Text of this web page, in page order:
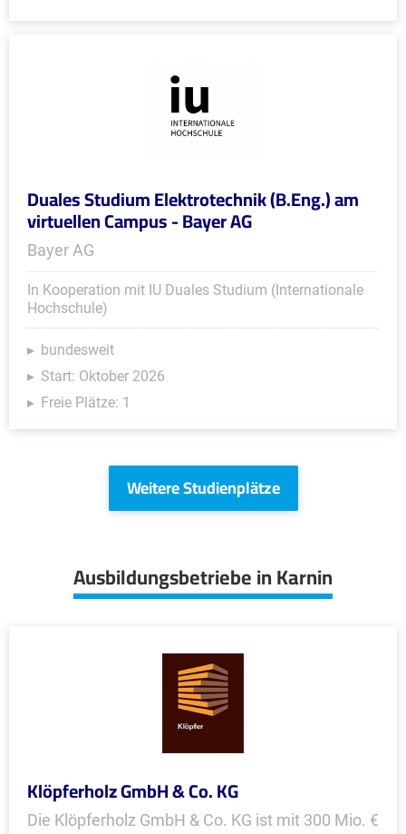
Duales Studium Elektrotechnik (B.Eng.) am
virtuellen Campus - Bayer AG
Bayer AG
In Kooperation mit IU Duales Studium (Internationale
Hochschule)
bundesweit
Start: Oktober 2026
Freie Plätze: 1
Weitere Studienplätze
Ausbildungsbetriebe in Karnin
Klöpferholz GmbH & Co. KG
Die Klöpferholz GmbH & Co. KG ist mit 300 Mio. €